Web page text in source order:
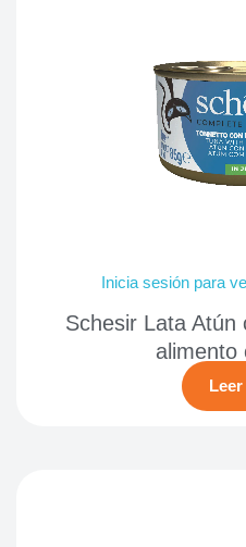
Inicia sesión para
Schesir Lata Atún
alimento